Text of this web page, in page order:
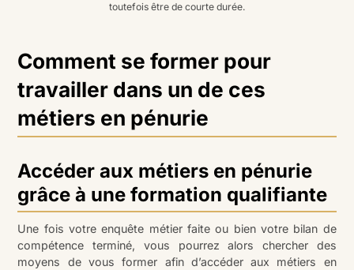
toutefois être de courte durée.
Comment se former pour
travailler dans un de ces
métiers en pénurie
Accéder aux métiers en pénurie
grâce à une formation qualifiante
Une fois votre enquête métier faite ou bien votre bilan de
compétence terminé, vous pourrez alors chercher des
moyens de vous former afin d’accéder aux métiers en